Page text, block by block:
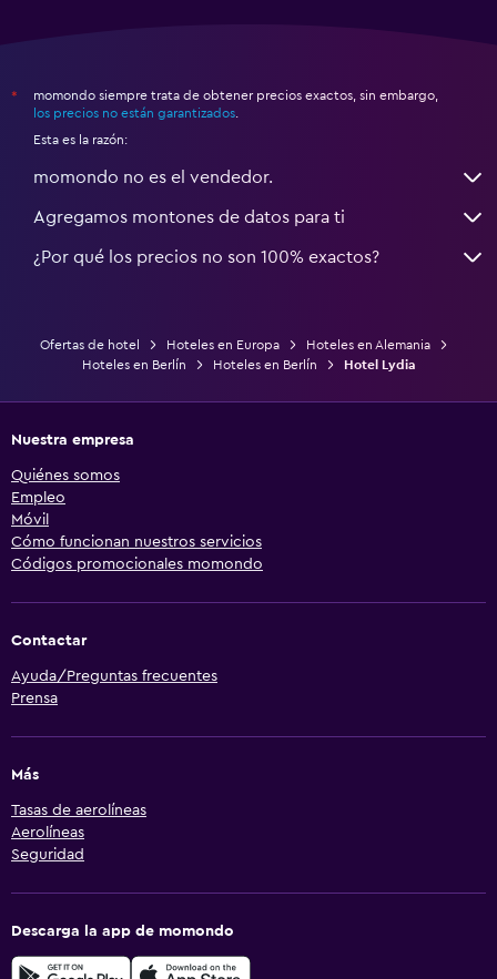
*
momondo siempre trata de obtener precios exactos, sin embargo,
los precios no están garantizados
Esta es la razón:
momondo no es el vendedor.
Agregamos montones de datos para ti
¿Por qué los precios no son 100% exactos?
Ofertas de hotel Hoteles en Europa
Hoteles en Alemania
Hoteles en Berlín
Hoteles en Berlín Hotel Lydia
Nuestra empresa
Quiénes somos
Empleo
Móvil
Cómo funcionan nuestros servicios
Códigos promocionales momondo
Contactar
Ayuda/Preguntas frecuentes
Prensa
Más
Tasas de aerolíneas
Aerolíneas
Seguridad
Descarga la app de momondo